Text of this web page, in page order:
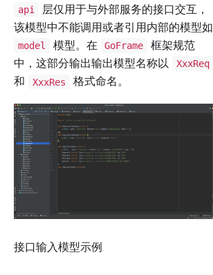
api
层仅用于与外部服务的接口交互，
该模型中不能调用或者引用内部的模型如
model 模型。在 GoFrame
框架规范
中，这部分输出输出模型名称以
XxxReq
和 XxxRes 格式命名。
接口输入模型示例